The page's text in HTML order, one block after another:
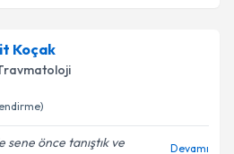
için randevu takvimi talebi
randevu almanız için bir
e-posta ile bilgilendireceğiz.
Koçak
önce tanıştık ve
Devamı